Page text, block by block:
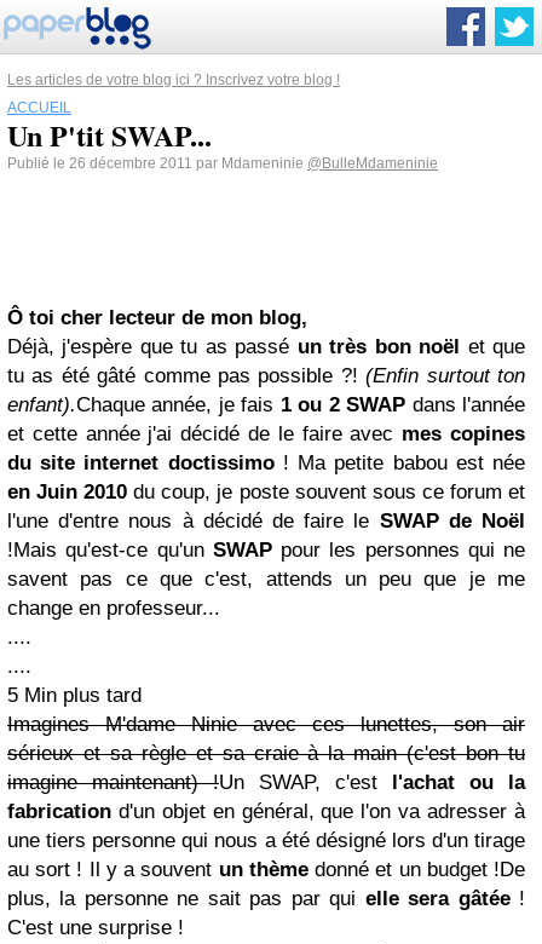
Les articles de votre blog ici ? Inscrivez votre blog !
ACCUEIL
Un P'tit SWAP...
Publié le 26 décembre 2011 par Mdameninie @BulleMdameninie
Ô toi cher lecteur de mon blog,
Déjà, j'espère que tu as passé un très bon noël et que
tu as été gâté comme pas possible ?!(Enfin surtout ton
enfant).Chaque année, je fais 1 ou 2 SWAP dans l'année
et cette année j'ai décidé de le faire avec mes copines
du site internet doctissimo! Ma petite babou est née
en Juin 2010 du coup, je poste souvent sous ce forum et
l'une d'entre nous à décidé de faire le SWAP de Noël
!Mais qu'est-ce qu'un SWAPpour les personnes qui ne
savent pas ce que c'est, attends un peu que je me
change en professeur...
....
....
5 Min plus tard
Imagines M'dame Ninie avec ces lunettes, son air
sérieux et sa règle et sa craie à la main (c'est bon tu
imagine maintenant) !Un SWAP, c'est l'achat ou la
fabrication d'un objet en général, que l'on va adresser à
une tiers personne qui nous a été désigné lors d'un tirage
au sort ! Il y a souvent un thèmedonné et un budget !De
plus, la personne ne sait pas par qui elle sera gâtée !
C'est une surprise !